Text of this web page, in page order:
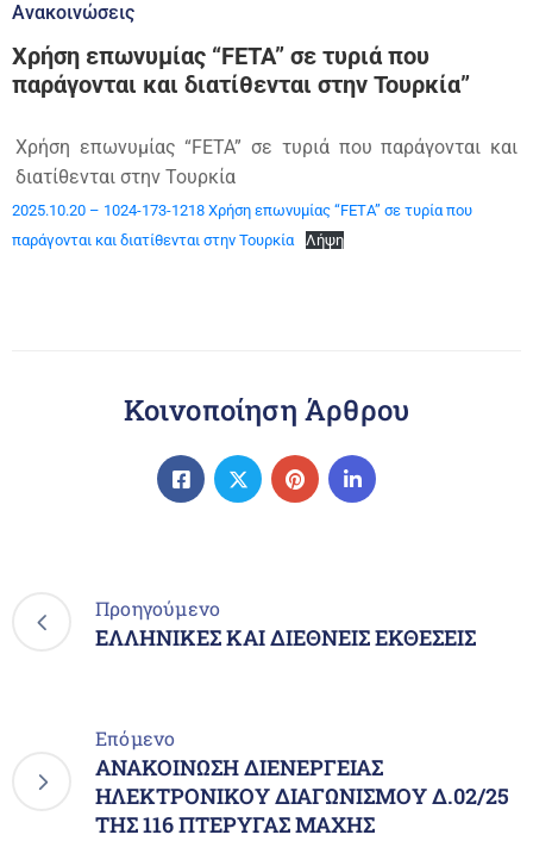
Ανακοινώσεις
Χρήση επωνυμίας “FETA” σε τυριά που
παράγονται και διατίθενται στην Τουρκία”
Χρήση επωνυμίας “FETA” σε τυριά που παράγονται και
διατίθενται στην Τουρκία
2025.10.20 – 1024-173-1218 Χρήση επωνυμίας “FETA” σε τυρία που
παράγονται και διατίθενται στην Τουρκία
Λήψη
Κοινοποίηση Άρθρου
Προηγούμενο
ΕΛΛΗΝΙΚΕΣ ΚΑΙ ΔΙΕΘΝΕΙΣ ΕΚΘΕΣΕΙΣ
Επόμενο
ΑΝΑΚΟΙΝΩΣΗ ΔΙΕΝΕΡΓΕΙΑΣ
ΗΛΕΚΤΡΟΝΙΚΟΥ ΔΙΑΓΩΝΙΣΜΟΥ Δ.02/25
ΤΗΣ 116 ΠΤΕΡΥΓΑΣ ΜΑΧΗΣ